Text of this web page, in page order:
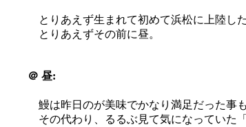
とりあえず生まれて初めて浜松に上陸し
とりあえずその前に昼。
＠ 昼:
鰻は昨日のが美味でかなり満足だった事
その代わり、るるぶ見て気になっていた